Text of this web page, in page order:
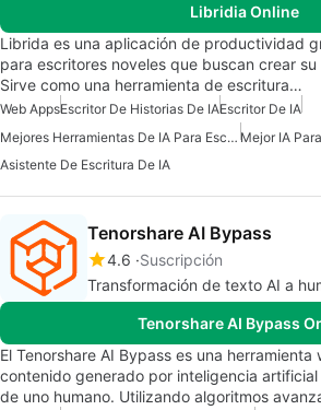
Libridia Online
Librida es una aplicación de productividad
para escritores noveles que buscan crear
Sirve como una herramienta de escritura…
Web AppsEscritor De Historias De IAEscritor De IA
Mejores Herramientas De IA Para Escritores Mejor IA
Asistente De Escritura De IA
Tenorshare AI Bypass
4.6 Suscripción
Transformación de texto AI a
Tenorshare AI Bypass
El Tenorshare AI Bypass es una
contenido generado por inteligencia
de uno humano. Utilizando algoritmos